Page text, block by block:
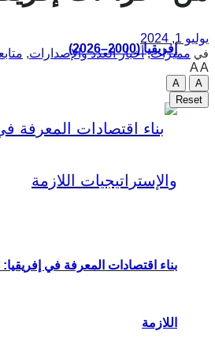
إفريقيا (2000–2026)
بناء اقتصادات المعرفة في
اللازمة
يوليو 1, 2024
في مميزات,أخبار العدد والإصدارات,
AA
A
A
Reset